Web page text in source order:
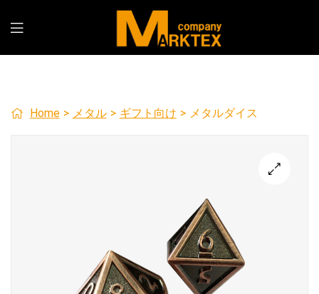
Home > メタル > ギフト向け > メタルダイス